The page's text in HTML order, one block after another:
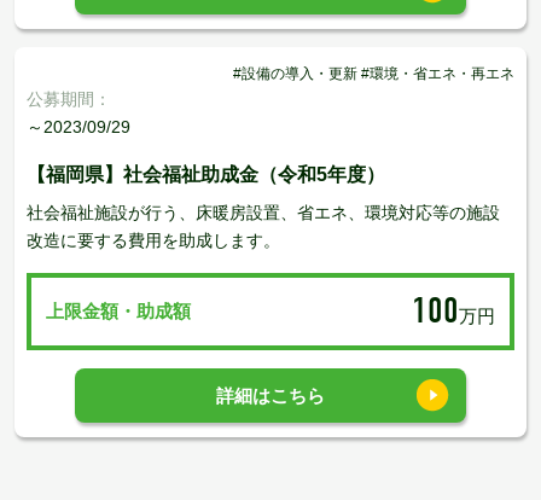
#設備の導入・更新 #環境・省エネ・再エネ
公募期間：
～2023/09/29
【福岡県】社会福祉助成金（令和5年度）
社会福祉施設が行う、床暖房設置、省エネ、環境対応等の施設
改造に要する費用を助成します。
上限金額・助成額 100万円
詳細はこちら